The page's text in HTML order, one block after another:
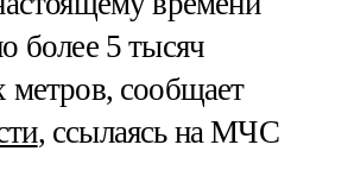
более 5 тысяч
метров, сообщает
, ссылаясь на МЧС